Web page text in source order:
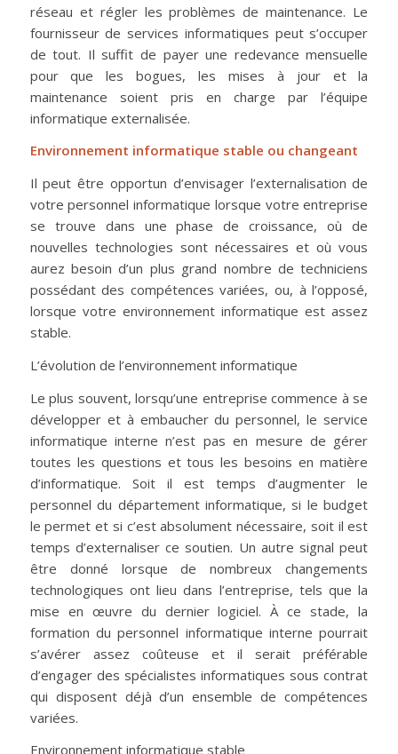
réseau et régler les problèmes de maintenance. Le
fournisseur de services informatiques peut s’occuper
de tout. Il suffit de payer une redevance mensuelle
pour que les bogues, les mises à jour et la
maintenance soient pris en charge par l’équipe
informatique externalisée.
Environnement informatique stable ou changeant
Il peut être opportun d’envisager l’externalisation de
votre personnel informatique lorsque votre entreprise
se trouve dans une phase de croissance, où de
nouvelles technologies sont nécessaires et où vous
aurez besoin d’un plus grand nombre de techniciens
possédant des compétences variées, ou, à l’opposé,
lorsque votre environnement informatique est assez
stable.
L’évolution de l’environnement informatique
Le plus souvent, lorsqu’une entreprise commence à se
développer et à embaucher du personnel, le service
informatique interne n’est pas en mesure de gérer
toutes les questions et tous les besoins en matière
d’informatique. Soit il est temps d’augmenter le
personnel du département informatique, si le budget
le permet et si c’est absolument nécessaire, soit il est
temps d’externaliser ce soutien. Un autre signal peut
être donné lorsque de nombreux changements
technologiques ont lieu dans l’entreprise, tels que la
mise en œuvre du dernier logiciel. À ce stade, la
formation du personnel informatique interne pourrait
s’avérer assez coûteuse et il serait préférable
d’engager des spécialistes informatiques sous contrat
qui disposent déjà d’un ensemble de compétences
variées.
Environnement informatique stable